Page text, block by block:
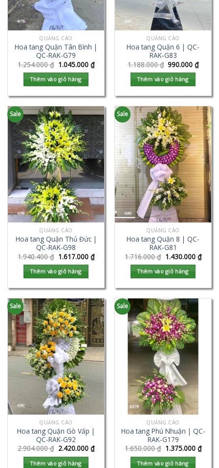
QUẢNG CÁO
Hoa tang Quận Tân Bình |
QC-RAK-G79
1.254.000₫ 1.045.000 ₫
Thêm vào giỏ hàng
QUẢNG CÁO
Hoa tang Quận 6 | QC-
RAK-G83
1.188.000₫ 990.000₫
Thêm vào giỏ hàng
Sale
QUẢNG CÁO
Hoa tang Quận Thủ Đức |
QC-RAK-G98
1.940.400₫ 1.617.000 ₫
Thêm vào giỏ hàng
Sale
QUẢNG CÁO
Hoa tang Quận 8 | QC-
RAK-G81
1.716.000₫ 1.430.000 ₫
Thêm vào giỏ hàng
Sale
QUẢNG CÁO
Hoa tang Quận Gò Vấp |
QC-RAK-G92
2.904.000₫ 2.420.000 ₫
Thêm vào giỏ hàng
Sale
QUẢNG CÁO
Hoa tang Phú Nhuận | QC-
RAK-G179
1.650.000₫ 1.375.000 ₫
Thêm vào giỏ hàng